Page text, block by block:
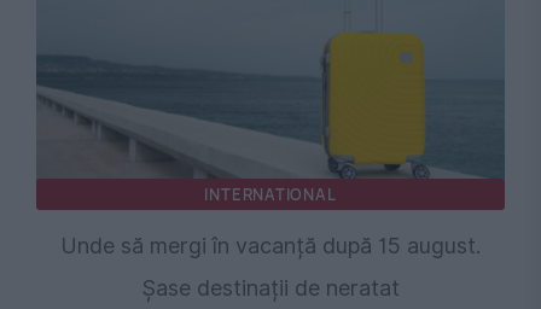
INTERNATIONAL
Unde să mergi în vacanță după 15 august.
Șase destinații de neratat